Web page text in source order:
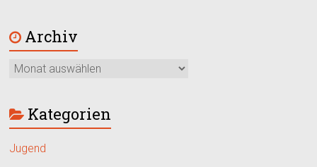
Archiv
Kategorien
Jugend